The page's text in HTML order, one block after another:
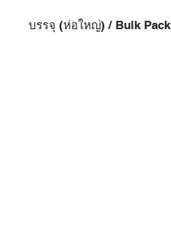
บรรจุ (ห่อใหญ่) / Bulk Pack